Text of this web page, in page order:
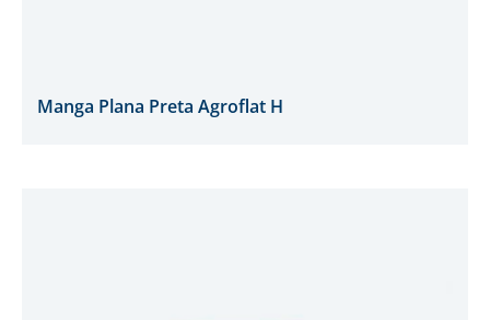
Manga Plana Preta Agroflat H